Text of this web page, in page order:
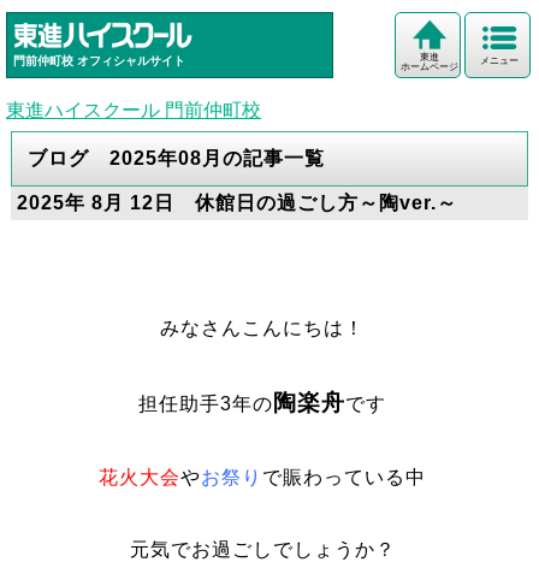
門前仲町校 オフィシャルサイト メニュー
東進
ホームページ
東進ハイスクール 門前仲町校
ブログ 2025年08月の記事一覧
2025年 8月 12日 休館日の過ごし方～陶ver.～
みなさんこんにちは！
担任助手3年の 陶楽舟です
花火大会やお祭り で賑わっている中
元気でお過ごしでしょうか？